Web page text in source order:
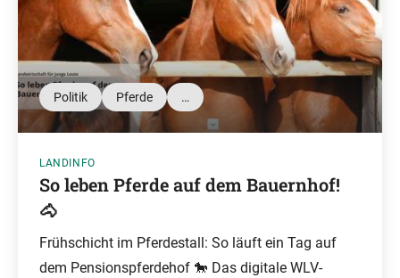
Politik Pferde …
LANDINFO
So leben Pferde auf dem Bauernhof!
🐴
Frühschicht im Pferdestall: So läuft ein Tag auf
dem Pensionspferdehof 🐎 Das digitale WLV-